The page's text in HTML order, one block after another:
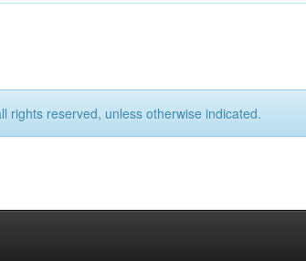
rights reserved, unless otherwise indicated.